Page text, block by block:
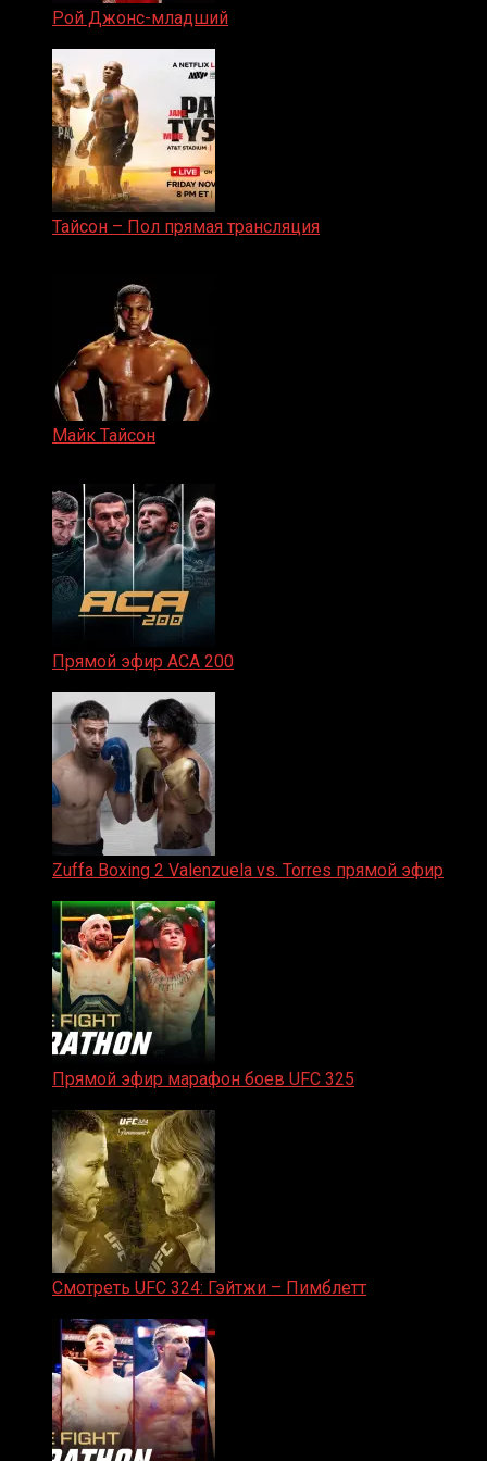
Рой Джонс-младший
Тайсон – Пол прямая трансляция
Майк Тайсон
Прямой эфир ACA 200
Zuffa Boxing 2 Valenzuela vs. Torres прямой эфир
Прямой эфир марафон боев UFC 325
Смотреть UFC 324: Гэйтжи – Пимблетт